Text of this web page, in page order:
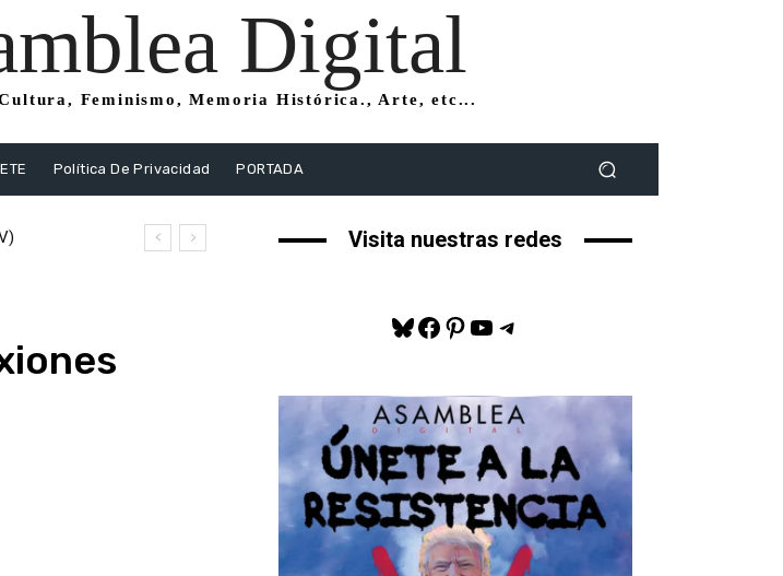
Digital
Feminismo, Memoria Histórica., Arte, etc...
Política De Privacidad PORTADA
El PSOE Visita nuestras redes
Bluesky
Facebook
Pinterest
YouTube
Telegram